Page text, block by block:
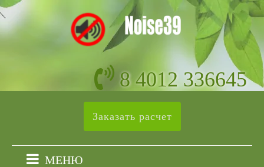
8 4012 336645
Заказать расчет
МЕНЮ